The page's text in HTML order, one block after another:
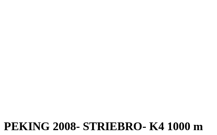
PEKING 2008- STRIEBRO- K4 1000 m